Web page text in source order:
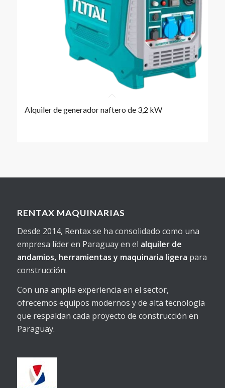
Alquiler de generador naftero de 3,2 kW
RENTAX MAQUINARIAS
Desde 2014, Rentax se ha consolidado como una
empresa líder en Paraguay en el alquiler de
andamios, herramientas y maquinaria ligera para
construcción.
Con una amplia experiencia en el sector,
ofrecemos equipos modernos y de alta tecnología
que respaldan cada proyecto de construcción en
Paraguay.